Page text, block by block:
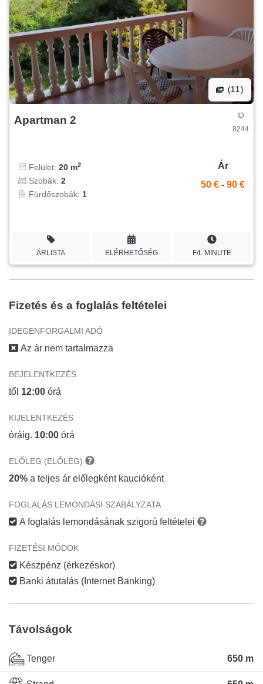
(11)
Apartman 2
ID
8244
Felület: 20 m2
Szobák: 2
Fürdőszobák: 1
Ár
50 € - 90 €
ÁRLISTA ELÉRHETŐSÉG F/L MINUTE
Fizetés és a foglalás feltételei
IDEGENFORGALMI ADÓ
Az ár nem tartalmazza
BEJELENTKEZÉS
től 12:00 órá
KIJELENTKEZÉS
óráig. 10:00 órá
ELŐLEG (ELŐLEG)
20% a teljes ár előlegként kaucióként
FOGLALÁS LEMONDÁSI SZABÁLYZATA
A foglalás lemondásának szigorú feltételei
FIZETÉSI MÓDOK
Készpénz (érkezéskor)
Banki átutalás (Internet Banking)
Távolságok
Tenger 650 m